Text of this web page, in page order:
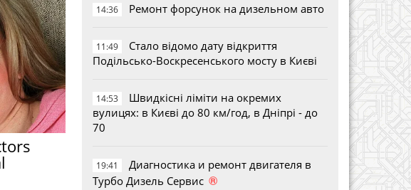
14:36 Ремонт форсунок на дизельном авто
11:49
Стало відомо дату відкриття
Подільсько-Воскресенського мосту в Києві
14:53
Швидкісні ліміти на окремих
вулицях: в Києві до 80 км/год, в Дніпрі - до
70
19:41
Диагностика и ремонт двигателя в
Турбо Дизель Сервис ®